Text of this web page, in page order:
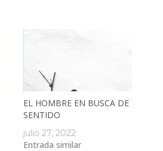
EL HOMBRE EN BUSCA DE
SENTIDO
julio 27, 2022
Entrada similar